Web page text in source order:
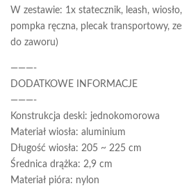
W zestawie: 1x statecznik, leash,
pompka ręczna, plecak transportowy,
do zaworu)
———-
DODATKOWE INFORMACJE
———-
Konstrukcja deski: jednokomorowa
Materiał wiosła: aluminium
Długość wiosła: 205 ~ 225 cm
Średnica drążka: 2,9 cm
Materiał pióra: nylon